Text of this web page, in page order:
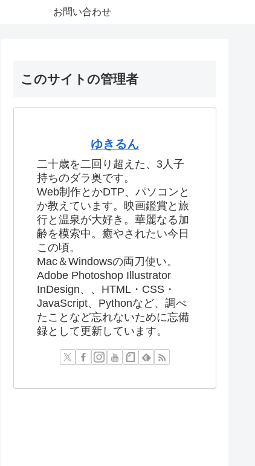
お問い合わせ
このサイトの管理者
ゆきるん
二十歳を二回り超えた、3人子
持ちのダラ奥です。
Web制作とかDTP、パソコンと
か教えています。映画鑑賞と旅
行と温泉が大好き。華麗なる加
齢を模索中。癒やされたい今日
この頃。
Mac＆Windowsの両刀使い。
Adobe Photoshop Illustrator
InDesign、、HTML・CSS・
JavaScript、Pythonなど、調べ
たことなど忘れないために忘備
録として更新しています。